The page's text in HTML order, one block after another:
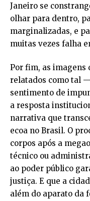
Janeiro se
olhar para dentro,
marginalizadas, e
muitas vezes falha
Por fim, as imagens
relatados como tal
sentimento de
a resposta
narrativa que
ecoa no Brasil. O
corpos após a
técnico ou
ao poder público
justiça. E que a
além do aparato da